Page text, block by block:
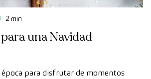
2 min
una Navidad
época para disfrutar de momentos